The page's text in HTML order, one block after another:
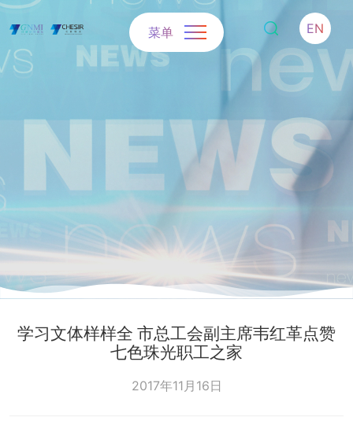
EN
菜单
学习文体样样全 市总工会副主席韦红革点赞
七色珠光职工之家
2017年11月16日